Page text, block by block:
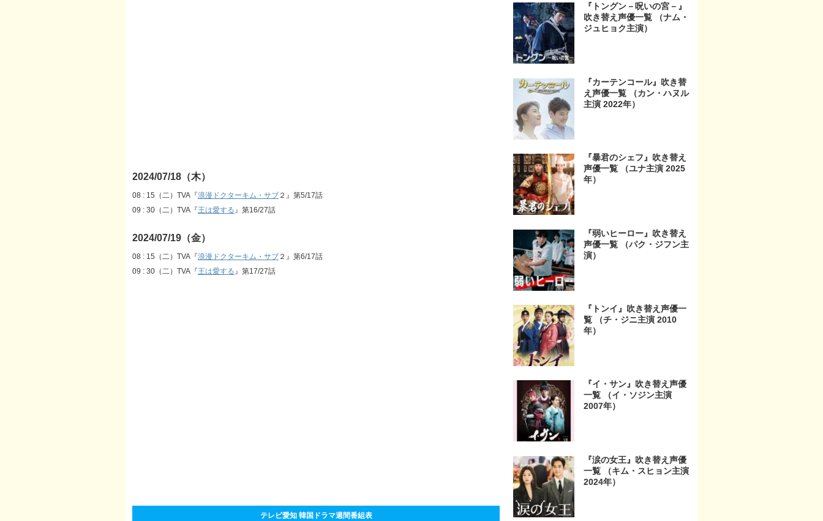
2024/07/18（木）
08 : 15（二）TVA『浪漫ドクターキム・サブ ２』第5/17話
09 : 30（二）TVA『王は愛する 』第16/27話
2024/07/19（金）
08 : 15（二）TVA『浪漫ドクターキム・サブ ２』第6/17話
09 : 30（二）TVA『王は愛する 』第17/27話
テレビ愛知 韓国ドラマ週間番組表
『トングン－呪いの宮－』
吹き替え声優一覧 （ナム・
ジュヒョク主演）
『カーテンコール』吹き替
え声優一覧 （カン・ハヌル
主演 2022年）
『暴君のシェフ』吹き替え
声優一覧 （ユナ主演 2025
年）
『弱いヒーロー』吹き替え
声優一覧 （パク・ジフン主
演）
『トンイ』吹き替え声優一
覧 （チ・ジニ主演 2010
年）
『イ・サン』吹き替え声優
一覧 （イ・ソジン主演
2007年）
『涙の女王』吹き替え声優
一覧 （キム・スヒョン主演
2024年）